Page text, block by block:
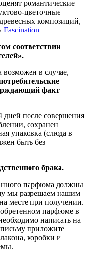
романтические
цветочные
композиций,
Fascination.
соответствии
возможен в случае,
факт
дней после совершения
сохранен
упаковка (слюда в
быть без
брака.
парфюма должны
мы разрешаем нашим
месте при получении.
парфюме в
написать на
приложите
коробки и